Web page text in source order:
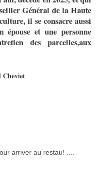
Général de la Haute
il se consacre aussi
épouse et une personne
des parcelles,aux
Cheviet
arriver au restau! ....